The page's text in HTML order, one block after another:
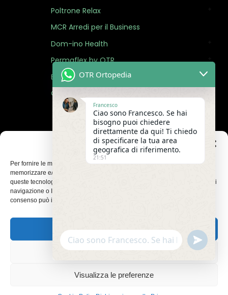
Gestisci Consenso
Per fornire le migliori esperienze, utilizziamo tecnologie come i cookie per
memorizzare e/o accedere alle informazioni del dispositivo. Il consenso a
queste tecnologie ci permetterà di elaborare dati come il comportamento di
navigazione o ID unici su questo sito. Non acconsentire o ritirare il
consenso può influire negativamente su alcune caratteristiche e funzioni.
Accetta
Nega
Visualizza le preferenze
Poltrone Relax
MCR Arredi per il Business
Dom-ino Health
Permaflex by OTR
Blog
Contattaci
Lavora con Noi
Privacy Policy
Trasparenza
OTR Ortopedia
Francesco
Ciao sono Francesco. Se hai
bisogno puoi chiedere
direttamente da qui! Ti chiedo
di specificare la tua area
geografica di riferimento.
21:51
WhatsApp
Message